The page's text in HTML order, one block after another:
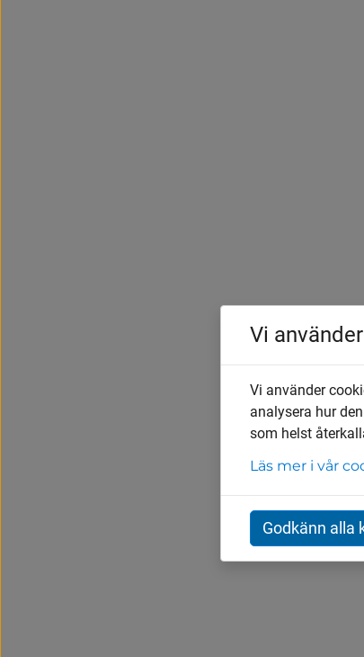
Vi
Vi använder
analysera hur
som helst
Läs mer i vår
Godkänn alla